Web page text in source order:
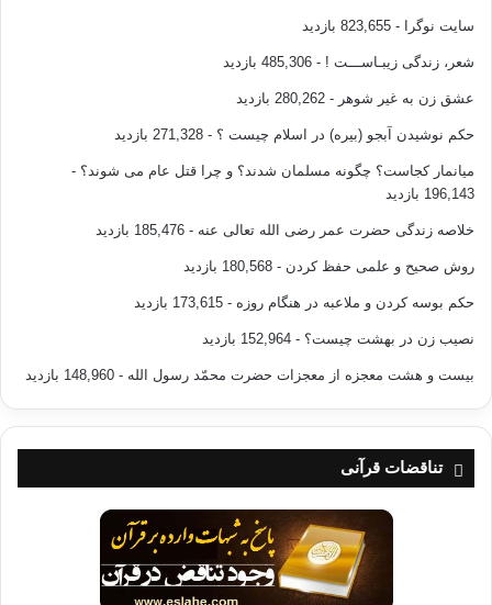
سایت نوگرا - 823,655 بازدید
شعر، زندگی زیبـاســـت ! - 485,306 بازدید
عشق زن به غیر شوهر - 280,262 بازدید
حکم نوشیدن آبجو (بیره) در اسلام چیست ؟ - 271,328 بازدید
میانمار کجاست؟ چگونه مسلمان شدند؟ و چرا قتل عام می شوند؟ -
196,143 بازدید
خلاصه زندگی حضرت عمر رضی الله تعالی عنه - 185,476 بازدید
روش صحیح و علمی حفظ کردن - 180,568 بازدید
حکم بوسه کردن و ملاعبه در هنگام روزه - 173,615 بازدید
نصیب زن در بهشت چیست؟ - 152,964 بازدید
بیست و هشت معجزه از معجزات حضرت محمّد رسول الله - 148,960 بازدید
تناقضات قرآنی